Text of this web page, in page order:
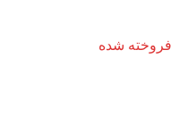
فروخته شده